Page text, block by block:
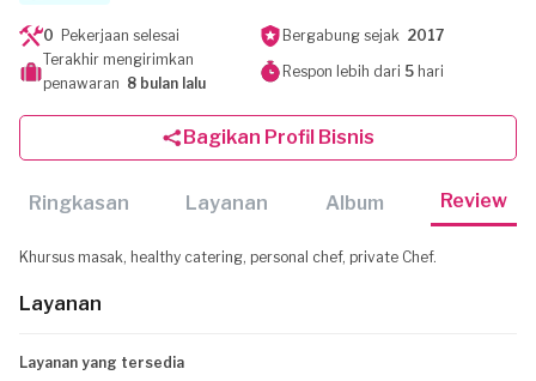
0 Pekerjaan selesai Bergabung sejak 2017
Terakhir mengirimkan
penawaran 8 bulan lalu
Respon lebih dari 5hari
Bagikan Profil Bisnis
Ringkasan Layanan Album Review
Khursus masak, healthy catering, personal chef, private Chef.
Layanan
Layanan yang tersedia